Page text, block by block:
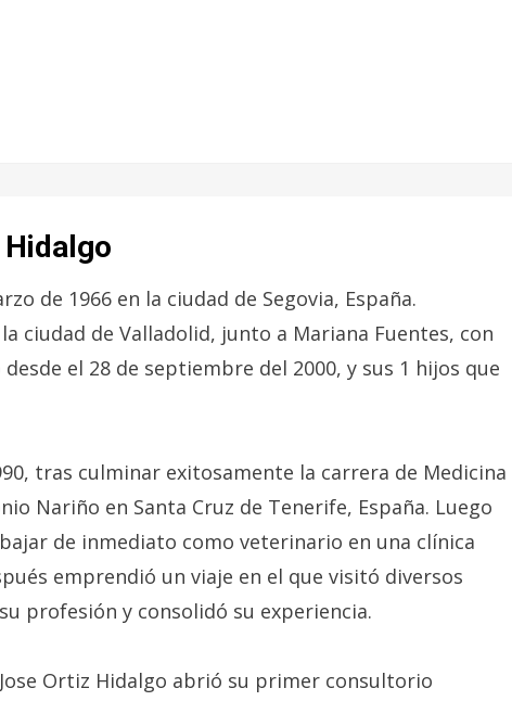
de 1966 en la ciudad de Segovia, España.
ciudad de Valladolid, junto a Mariana Fuentes, con
el 28 de septiembre del 2000, y sus 1 hijos que
tras culminar exitosamente la carrera de Medicina
Nariño en Santa Cruz de Tenerife, España. Luego
de inmediato como veterinario en una clínica
emprendió un viaje en el que visitó diversos
profesión y consolidó su experiencia.
Ortiz Hidalgo abrió su primer consultorio